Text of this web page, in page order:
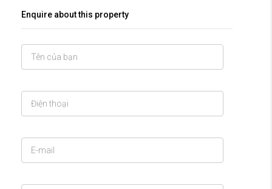
Enquire about this property